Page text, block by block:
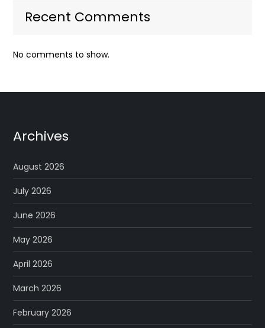
Recent Comments
No comments to show.
Archives
August 2026
July 2026
June 2026
May 2026
April 2026
March 2026
February 2026